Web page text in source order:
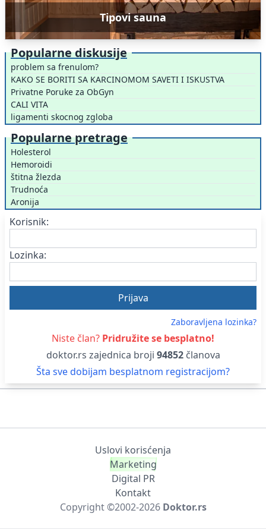
Tipovi sauna
Popularne diskusije
problem sa frenulom?
KAKO SE BORITI SA KARCINOMOM SAVETI I ISKUSTVA
Privatne Poruke za ObGyn
CALI VITA
ligamenti skocnog zgloba
Popularne pretrage
Holesterol
Hemoroidi
štitna žlezda
Trudnoća
Aronija
Korisnik:
Lozinka:
Zaboravljena lozinka?
Niste član? Pridružite se besplatno!
doktor.rs zajednica broji 94852članova
Šta sve dobijam besplatnom registracijom?
Uslovi korisćenja
Marketing
Digital PR
Kontakt
Copyright ©2002-2026 Doktor.rs